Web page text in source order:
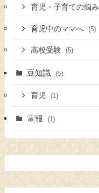
育児・子育ての悩み
育児中のママへ (5)
高校受験 (5)
豆知識 (5)
育児 (1)
電報 (1)